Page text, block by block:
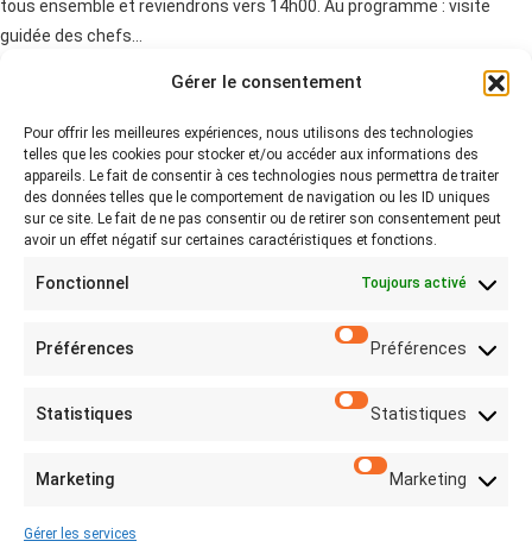
Gérer le consentement
Pour offrir les meilleures expériences, nous utilisons des technologies
telles que les cookies pour stocker et/ou accéder aux informations des
appareils. Le fait de consentir à ces technologies nous permettra de traiter
des données telles que le comportement de navigation ou les ID uniques
sur ce site. Le fait de ne pas consentir ou de retirer son consentement peut
avoir un effet négatif sur certaines caractéristiques et fonctions.
Fonctionnel Toujours activé
Préférences Préférences
Statistiques Statistiques
Marketing Marketing
Gérer les services
tous ensemble et reviendrons vers 14h00. Au programme : visite
guidée des chefs…
Pagination des publications
«
Précédent 1 2 3 Suivant
»
Mentions légales
Contact